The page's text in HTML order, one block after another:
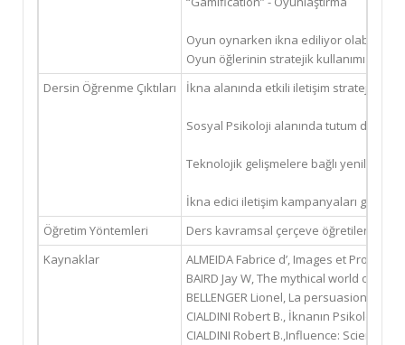
Oyun oynarken ikna ediliyor olabilir
Oyun öğlerinin stratejik kullanımı
Dersin Öğrenme Çıktıları
İkna alanında etkili iletişim stratejileri
Sosyal Psikoloji alanında tutum
Teknolojik gelişmelere bağlı yenilikçi
İkna edici iletişim kampanyaları
Öğretim Yöntemleri
Ders kavramsal çerçeve öğretilerine ve
Kaynaklar
ALMEIDA Fabrice d’, Images et
BAIRD Jay W, The mythical world of
BELLENGER Lionel, La persuasion,
CIALDINI Robert B., İknanın Psikolojisi,
CIALDINI Robert B.,Influence: Science